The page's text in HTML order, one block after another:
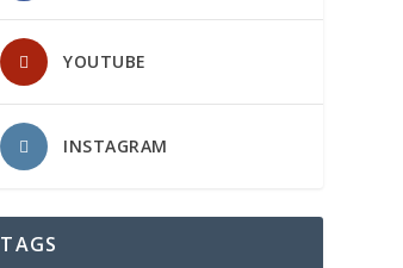
YOUTUBE
INSTAGRAM
TAGS